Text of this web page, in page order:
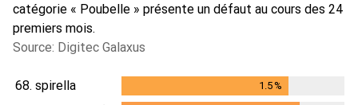
catégorie « Poubelle » présente un défaut au cours des 24
premiers mois.
Source: Digitec Galaxus
68. spirella 1.5%